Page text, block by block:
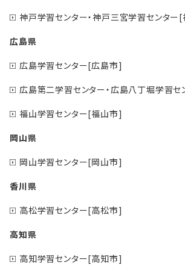
神戸学習センター・神戸三宮学習センター
広島県
広島学習センター[広島市]
広島第二学習センター・広島八丁堀学習
福山学習センター[福山市]
岡山県
岡山学習センター[岡山市]
香川県
高松学習センター[高松市]
高知県
高知学習センター[高知市]